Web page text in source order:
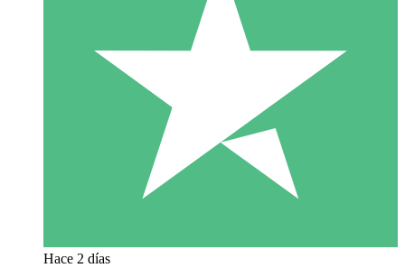
Hace 2 días